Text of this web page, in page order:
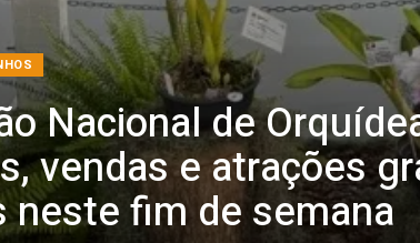
Nacional de
vendas e atrações
neste fim de semana